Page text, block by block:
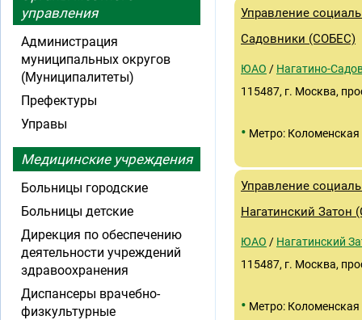
Управление
Садовники (СОБЕС)
ЮАО / Нагатино-
115487, г. Москва,
• Метро: Коломенская
Управление
Нагатинский Затон
ЮАО / Нагатинский
115487, г. Москва,
• Метро: Коломенская
управления
Администрация
муниципальных округов
(Муниципалитеты)
Префектуры
Управы
Медицинские учреждения
Больницы городские
Больницы детские
Дирекция по обеспечению
деятельности учреждений
здравоохранения
Диспансеры врачебно-
физкультурные